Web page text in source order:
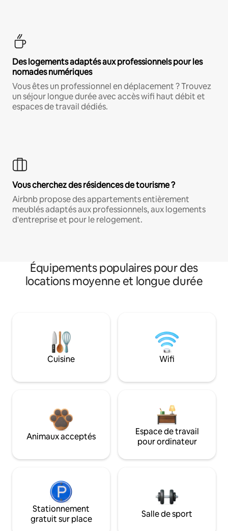
Des logements adaptés aux professionnels pour les
nomades numériques
Vous êtes un professionnel en déplacement ? Trouvez
un séjour longue durée avec accès wifi haut débit et
espaces de travail dédiés.
Vous cherchez des résidences de tourisme ?
Airbnb propose des appartements entièrement
meublés adaptés aux professionnels, aux logements
d'entreprise et pour le relogement.
Équipements populaires pour des
locations moyenne et longue durée
Cuisine Wifi
Animaux acceptés
Espace de travail
pour ordinateur
Stationnement
gratuit sur place
Salle de sport